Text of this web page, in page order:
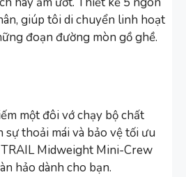
giúp tôi di chuyển linh hoạt
đoạn đường mòn gồ ghề.
một đôi vớ chạy bộ chất
sự thoải mái và bảo vệ tối ưu
Midweight Mini-Crew
hảo dành cho bạn.